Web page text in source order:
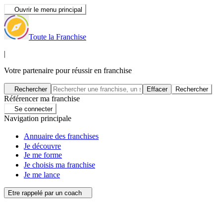
Ouvrir le menu principal
Toute la Franchise
|
Votre partenaire pour réussir en franchise
Rechercher Effacer Rechercher
Référencer ma franchise
Se connecter
Navigation principale
Annuaire des franchises
Je découvre
Je me forme
Je choisis ma franchise
Je me lance
Etre rappelé par un coach